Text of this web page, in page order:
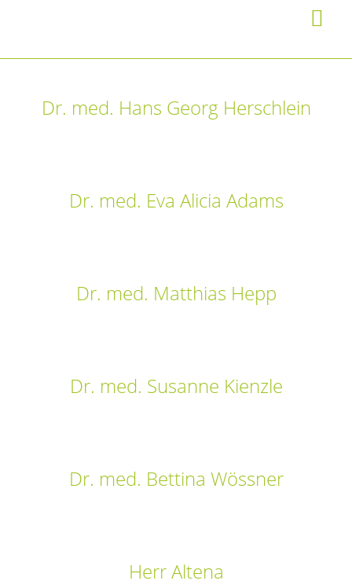
Dr. med. Hans Georg Herschlein
Dr. med. Eva Alicia Adams
Dr. med. Matthias Hepp
Dr. med. Susanne Kienzle
Dr. med. Bettina Wössner
Herr Altena